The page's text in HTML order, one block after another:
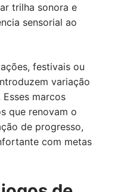
trilha sonora e
sensorial ao
festivais ou
variação
marcos
que renovam o
de progresso,
com metas